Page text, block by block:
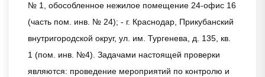
№ 1, обособленное нежилое помещение 24-офис 16
(часть пом. инв. № 24); - г. Краснодар, Прикубанский
внутригородской округ, ул. им. Тургенева, д. 135, кв.
1 (пом. инв. №4). Задачами настоящей проверки
являются: проведение мероприятий по контролю и